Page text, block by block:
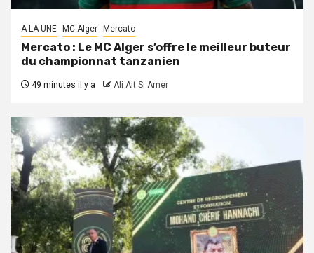
A LA UNE MC Alger Mercato
Mercato : Le MC Alger s’offre le meilleur buteur
du championnat tanzanien
49 minutes il y a Ali Ait Si Amer